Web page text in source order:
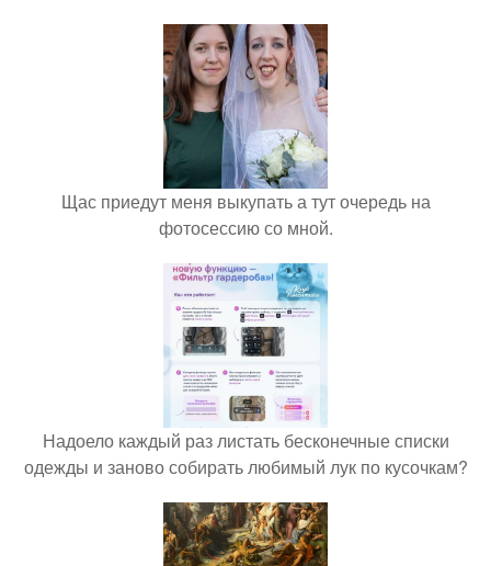
Щас приедут меня выкупать а тут очередь на
фотосессию со мной.
Надоело каждый раз листать бесконечные списки
одежды и заново собирать любимый лук по кусочкам?